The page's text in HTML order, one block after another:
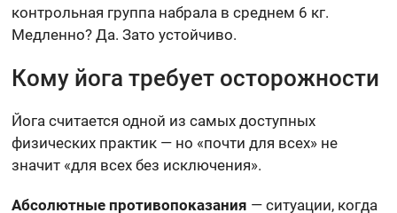
контрольная группа набрала в среднем 6 кг.
Медленно? Да. Зато устойчиво.
Кому йога требует осторожности
Йога считается одной из самых доступных
физических практик — но «почти для всех» не
значит «для всех без исключения».
Абсолютные противопоказания — ситуации, когда